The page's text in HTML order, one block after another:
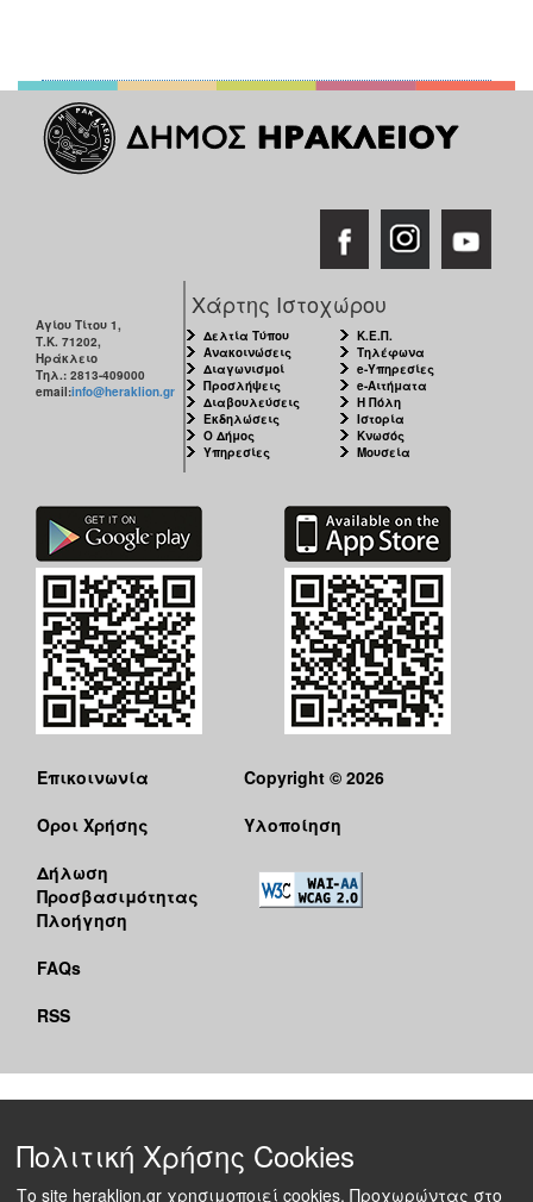
Αγίου Τίτου 1,
Τ.Κ. 71202,
Ηράκλειο
Τηλ.: 2813-409000
email:info@heraklion.gr
Χάρτης Ιστοχώρου
Δελτία Τύπου
Ανακοινώσεις
Διαγωνισμοί
Προσλήψεις
Διαβουλεύσεις
Εκδηλώσεις
Ο Δήμος
Υπηρεσίες
Κ.Ε.Π.
Τηλέφωνα
e-Υπηρεσίες
e-Αιτήματα
Η Πόλη
Ιστορία
Κνωσός
Μουσεία
Επικοινωνία
Όροι Χρήσης
Δήλωση
Προσβασιμότητας
Πλοήγηση
FAQs
RSS
Copyright © 2026
Υλοποίηση
Πολιτική Χρήσης Cookies
Το site heraklion.gr χρησιμοποιεί cookies. Προχωρώντας στο